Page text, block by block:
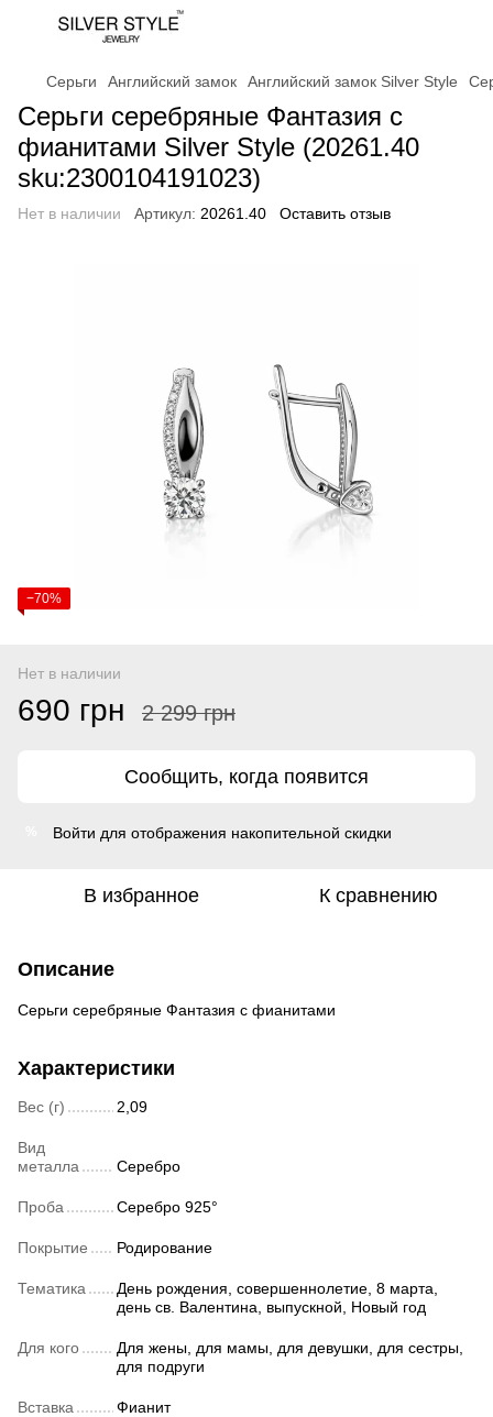
Серьги Английский замок Английский замок Silver Style
Серьги серебряные Фантазия с
фианитами Silver Style (20261.40
sku:2300104191023)
Нет в наличии Артикул: 20261.40 Оставить отзыв
−70%
Нет в наличии
690 грн 2 299 грн
Сообщить, когда появится
Войти для отображения накопительной скидки
В избранное К сравнению
Описание
Серьги серебряные Фантазия с фианитами
Характеристики
Вес (г) 2,09
Вид
металла
Серебро
Проба Серебро 925°
Покрытие Родирование
Тематика
День рождения, совершеннолетие, 8 марта,
день св. Валентина, выпускной, Новый год
Для кого
Для жены, для мамы, для девушки, для сестры,
для подруги
Вставка Фианит